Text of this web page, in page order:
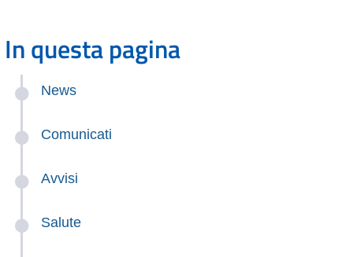
In questa pagina
News
Comunicati
Avvisi
Salute